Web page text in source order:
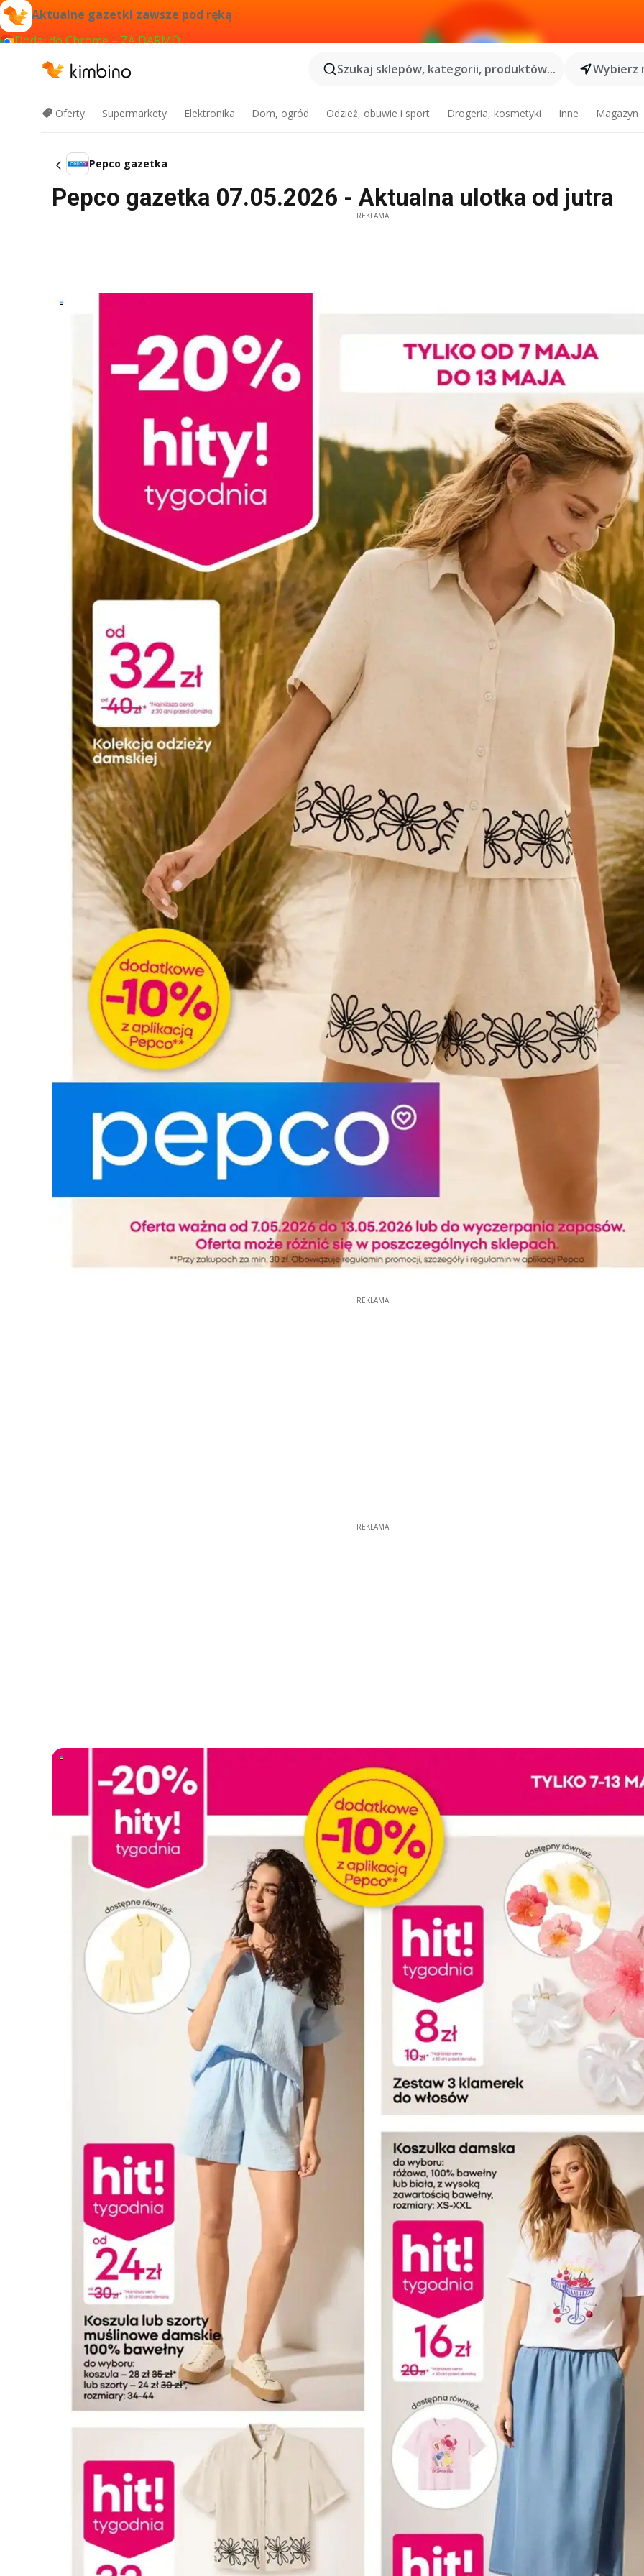
Aktualne gazetki zawsze pod ręką
Dodaj do Chrome – ZA DARMO
Szukaj sklepów, kategorii, produktów...
Wybierz
Oferty Supermarkety Elektronika Dom, ogród Odzież, obuwie i sport Drogeria, kosmetyki Inne Magazyn
Pepco gazetka
Pepco gazetka 07.05.2026 - Aktualna ulotka od jutra
REKLAMA
REKLAMA
REKLAMA